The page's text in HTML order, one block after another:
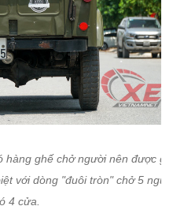
hàng ghế chở người nên được
với dòng "đuôi tròn" chở 5
4 cửa.